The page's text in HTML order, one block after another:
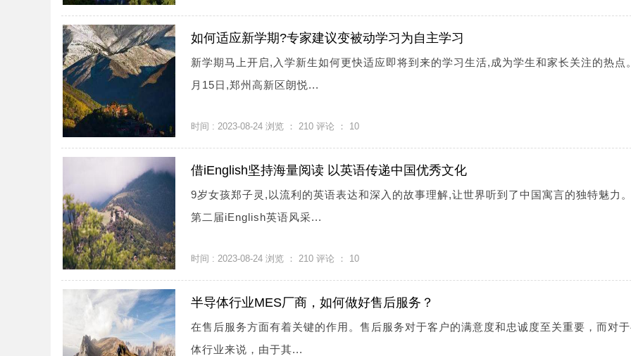
如何适应新学期?专家建议变被动学习为自主学习
新学期马上开启,入学新生如何更快适应即将到来的学习生活,成为学生和家长关注的热点
月15日,郑州高新区朗悦...
时间 : 2023-08-24 浏览 ： 210 评论 ： 10
借iEnglish坚持海量阅读 以英语传递中国优秀文化
9岁女孩郑子灵,以流利的英语表达和深入的故事理解,让世界听到了中国寓言的独特魅力
第二届iEnglish英语风采...
时间 : 2023-08-24 浏览 ： 210 评论 ： 10
半导体行业MES厂商，如何做好售后服务？
在售后服务方面有着关键的作用。售后服务对于客户的满意度和忠诚度至关重要，而对
体行业来说，由于其...